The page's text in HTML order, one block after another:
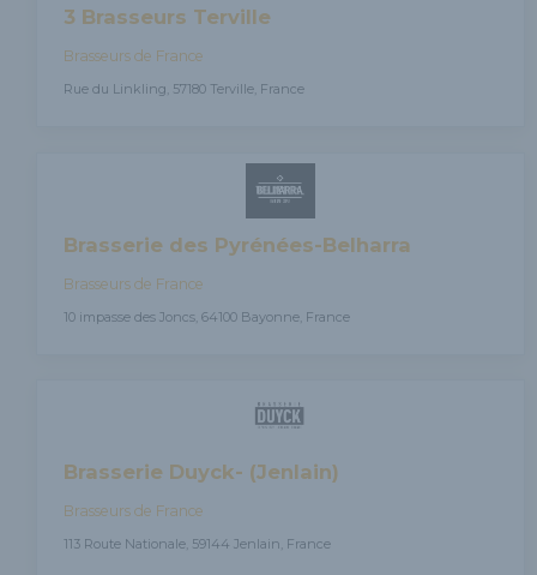
3 Brasseurs Terville
Brasseurs de France
Rue du Linkling, 57180 Terville, France
Brasserie des Pyrénées-Belharra
Brasseurs de France
10 impasse des Joncs, 64100 Bayonne, France
Brasserie Duyck- (Jenlain)
Brasseurs de France
113 Route Nationale, 59144 Jenlain, France